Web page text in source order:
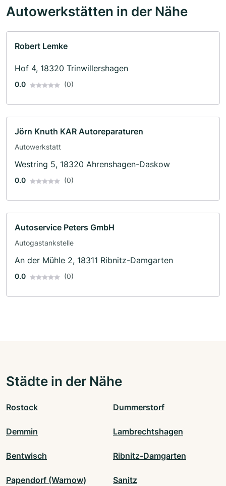
Autowerkstätten in der Nähe
Robert Lemke
Hof 4, 18320 Trinwillershagen
0.0 (0)
Jörn Knuth KAR Autoreparaturen
Autowerkstatt
Westring 5, 18320 Ahrenshagen-Daskow
0.0 (0)
Autoservice Peters GmbH
Autogastankstelle
An der Mühle 2, 18311 Ribnitz-Damgarten
0.0 (0)
Städte in der Nähe
Rostock Dummerstorf
Demmin Lambrechtshagen
Bentwisch Ribnitz-Damgarten
Papendorf (Warnow) Sanitz